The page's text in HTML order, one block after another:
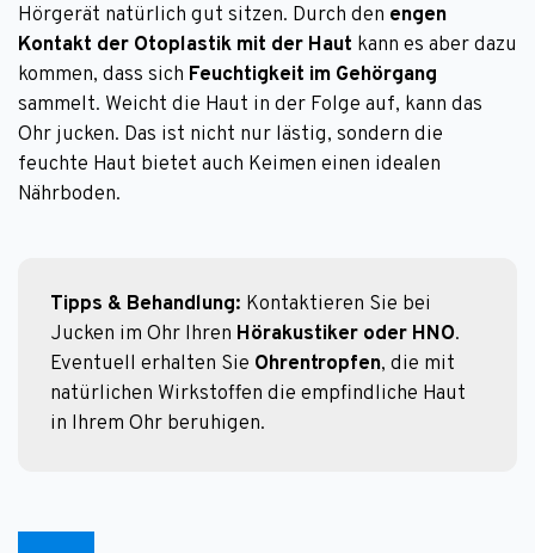
Hörgerät natürlich gut sitzen. Durch den engen
Kontakt der Otoplastik mit der Haut kann es aber dazu
kommen, dass sich Feuchtigkeit im Gehörgang
sammelt. Weicht die Haut in der Folge auf, kann das
Ohr jucken. Das ist nicht nur lästig, sondern die
feuchte Haut bietet auch Keimen einen idealen
Nährboden.
Tipps & Behandlung: Kontaktieren Sie bei
Jucken im Ohr Ihren Hörakustiker oder HNO.
Eventuell erhalten Sie Ohrentropfen, die mit
natürlichen Wirkstoffen die empfindliche Haut
in Ihrem Ohr beruhigen.